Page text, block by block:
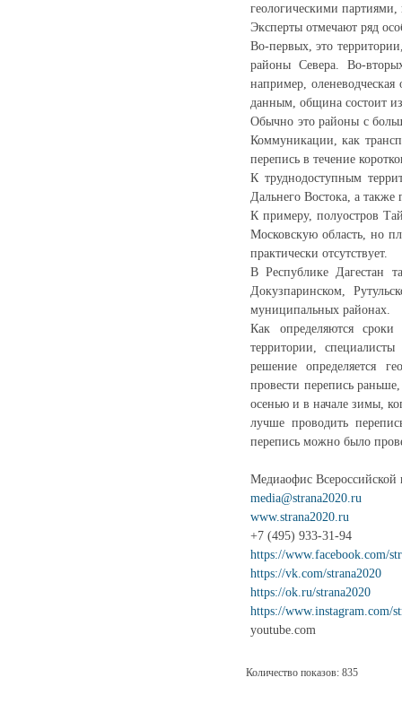
геологическими
Эксперты отмечают ряд
Во-первых, это
районы Севера. Во-
например,
данным, община состоит
Обычно это районы с
Коммуникации, как
перепись в течение
К труднодоступным
Дальнего Востока, а
К примеру, полуостров
Московскую область, но
практически отсутствует.
В Республике Дагестан
Докузпаринском,
муниципальных районах.
Как определяются
территории,
решение определяется
провести перепись
осенью и в начале зимы,
лучше проводить
перепись можно было
Медиаофис Всероссийской
media@strana2020.ru
www.strana2020.ru
+7 (495) 933-31-94
https://www.facebook.com/
https://vk.com/strana2020
https://ok.ru/strana2020
https://www.instagram.com/
youtube.com
Количество показов: 835